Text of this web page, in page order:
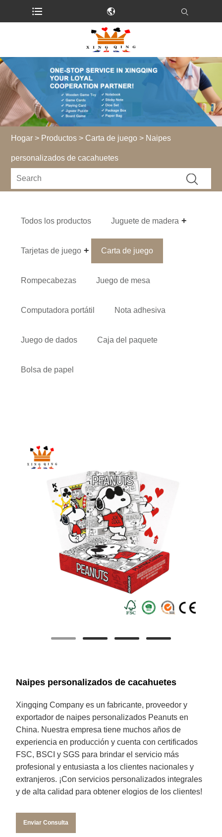
Hogar > Productos > Carta de juego > Naipes
personalizados de cacahuetes
Todos los productos Juguete de madera
Tarjetas de juego Carta de juego
Rompecabezas Juego de mesa
Computadora portátil Nota adhesiva
Juego de dados Caja del paquete
Bolsa de papel
Naipes personalizados de cacahuetes
Xingqing Company es un fabricante, proveedor y
exportador de naipes personalizados Peanuts en
China. Nuestra empresa tiene muchos años de
experiencia en producción y cuenta con certificados
FSC, BSCI y SGS para brindar el servicio más
profesional y entusiasta a los clientes nacionales y
extranjeros. ¡Con servicios personalizados integrales
y de alta calidad para obtener elogios de los clientes!
Enviar Consulta